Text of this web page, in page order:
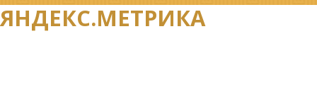
ЯНДЕКС.МЕТРИКА